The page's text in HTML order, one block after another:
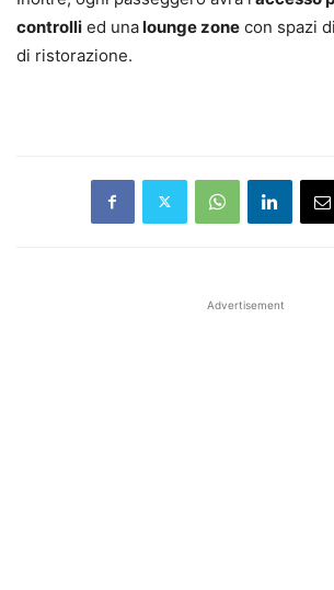
controlli ed unalounge zone con spazi
di ristorazione.
Advertisement